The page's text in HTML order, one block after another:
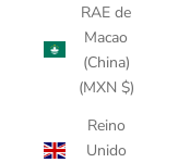
RAE de
Macao
(China)
(MXN $)
Reino
Unido